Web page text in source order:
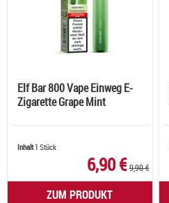
Elf Bar 800 Vape Einweg E-
Zigarette Grape Mint
Inhalt1 Stück
6,90 €9,90 €
ZUM PRODUKT